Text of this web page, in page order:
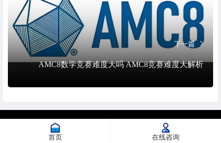
下一篇
AMC8数学竞赛难度大吗 AMC8竞赛难度大解析
© 2026. All Rights Reserved.
沪ICP备2023015751号-1
首页
在线咨询